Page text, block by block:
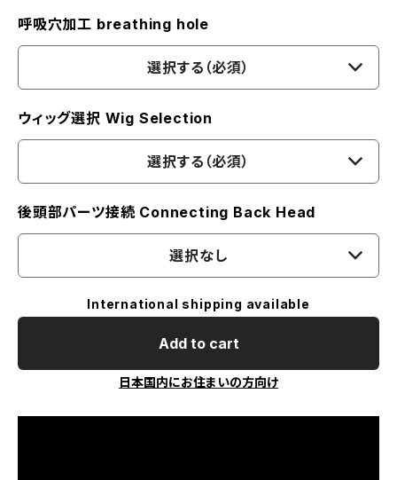
呼吸穴加工 breathing hole
選択する（必須）
ウィッグ選択 Wig Selection
選択する（必須）
後頭部パーツ接続 Connecting Back Head
選択なし
International shipping available
Add to cart
日本国内にお住まいの方向け